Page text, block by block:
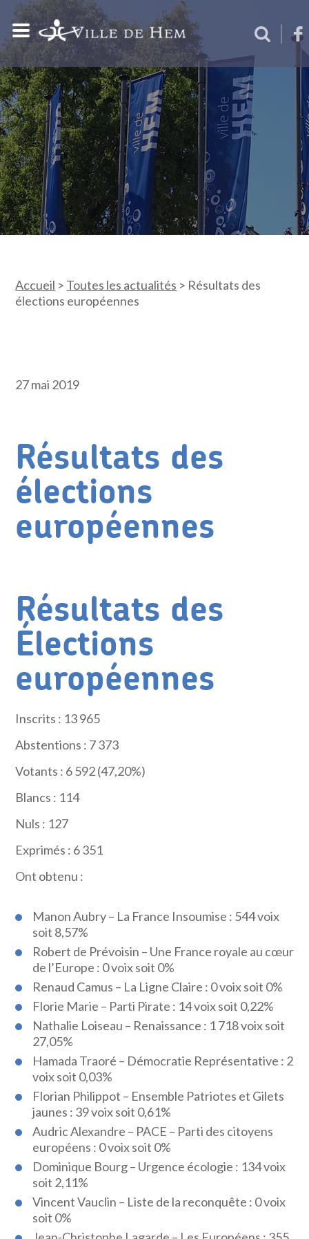
Accueil > Toutes les actualités > Résultats des
élections européennes
27 mai 2019
Résultats des
élections
européennes
Résultats des
Élections
européennes
Inscrits : 13 965
Abstentions : 7 373
Votants : 6 592 (47,20%)
Blancs : 114
Nuls : 127
Exprimés : 6 351
Ont obtenu :
Manon Aubry – La France Insoumise : 544 voix
soit 8,57%
Robert de Prévoisin – Une France royale au cœur
de l’Europe : 0 voix soit 0%
Renaud Camus – La Ligne Claire : 0 voix soit 0%
Florie Marie – Parti Pirate : 14 voix soit 0,22%
Nathalie Loiseau – Renaissance : 1 718 voix soit
27,05%
Hamada Traoré – Démocratie Représentative : 2
voix soit 0,03%
Florian Philippot – Ensemble Patriotes et Gilets
jaunes : 39 voix soit 0,61%
Audric Alexandre – PACE – Parti des citoyens
européens : 0 voix soit 0%
Dominique Bourg – Urgence écologie : 134 voix
soit 2,11%
Vincent Vauclin – Liste de la reconquête : 0 voix
soit 0%